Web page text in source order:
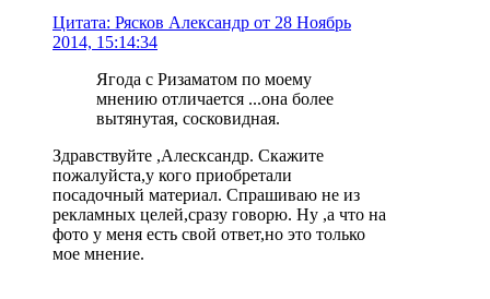
Цитата: Рясков Александр от 28 Ноябрь
2014, 15:14:34
Ягода с Ризаматом по моему
мнению отличается ...она более
вытянутая, сосковидная.
Здравствуйте ,Алесксандр. Скажите
пожалуйста,у кого приобретали
посадочный материал. Спрашиваю не из
рекламных целей,сразу говорю. Ну ,а что на
фото у меня есть свой ответ,но это только
мое мнение.